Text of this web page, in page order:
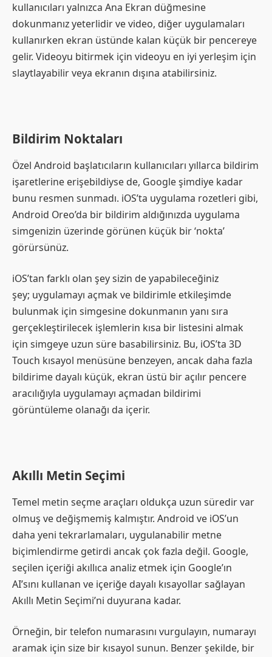
kullanıcıları yalnızca Ana Ekran düğmesine
dokunmanız yeterlidir ve video, diğer uygulamaları
kullanırken ekran üstünde kalan küçük bir pencereye
gelir. Videoyu bitirmek için videoyu en iyi yerleşim için
slaytlayabilir veya ekranın dışına atabilirsiniz.
Bildirim Noktaları
Özel Android başlatıcıların kullanıcıları yıllarca bildirim
işaretlerine erişebildiyse de, Google şimdiye kadar
bunu resmen sunmadı. iOS’ta uygulama rozetleri gibi,
Android Oreo’da bir bildirim aldığınızda uygulama
simgenizin üzerinde görünen küçük bir ‘nokta’
görürsünüz.
iOS’tan farklı olan şey sizin de yapabileceğiniz
şey; uygulamayı açmak ve bildirimle etkileşimde
bulunmak için simgesine dokunmanın yanı sıra
gerçekleştirilecek işlemlerin kısa bir listesini almak
için simgeye uzun süre basabilirsiniz. Bu, iOS’ta 3D
Touch kısayol menüsüne benzeyen, ancak daha fazla
bildirime dayalı küçük, ekran üstü bir açılır pencere
aracılığıyla uygulamayı açmadan bildirimi
görüntüleme olanağı da içerir.
Akıllı Metin Seçimi
Temel metin seçme araçları oldukça uzun süredir var
olmuş ve değişmemiş kalmıştır. Android ve iOS’un
daha yeni tekrarlamaları, uygulanabilir metne
biçimlendirme getirdi ancak çok fazla değil. Google,
seçilen içeriği akıllıca analiz etmek için Google’ın
AI’sını kullanan ve içeriğe dayalı kısayollar sağlayan
Akıllı Metin Seçimi’ni duyurana kadar.
Örneğin, bir telefon numarasını vurgulayın, numarayı
aramak için size bir kısayol sunun. Benzer şekilde, bir